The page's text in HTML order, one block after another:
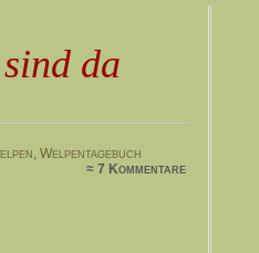
da
, Welpentagebuch
≈ 7 Kommentare